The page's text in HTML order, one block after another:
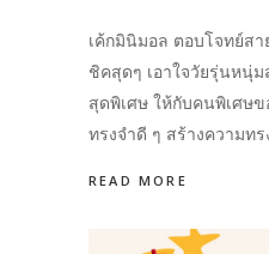
เค้กมินิมอล ตอบโจทย์ส
ชิคสุดๆ เอาใจวัยรุ่นหนุ่
สุดพิเศษ ให้กับคนพิเศษ
ทรงจำดี ๆ สร้างความท
READ MORE